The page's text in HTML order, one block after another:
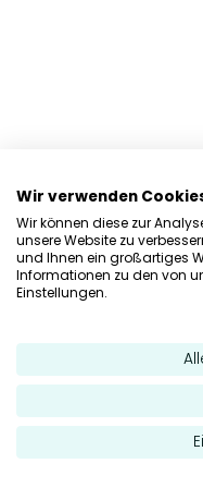
Wir verwenden
Wir können diese zur
unsere Website zu
und Ihnen ein großartiges
Informationen zu den von
Einstellungen.